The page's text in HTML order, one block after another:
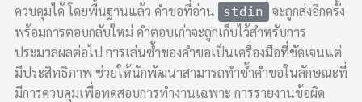
ควบคุมได้ โดยพื้นฐานแล้ว คำขอที่อ่าน
stdin
จะถูกส่งอีกครั้ง
พร้อมการตอบกลับใหม่ คำตอบเก่าจะถูกเก็บไว้สำหรับการ
ประมวลผลต่อไป การเล่นซ้ำของคำขอเป็นเครื่องมือที่ชัดเจนแต่
มีประสิทธิภาพ ช่วยให้นักพัฒนาสามารถทำซ้ำคำขอในลักษณะที่
มีการควบคุมเพื่อทดสอบการทำงานเฉพาะ การรายงานข้อผิด